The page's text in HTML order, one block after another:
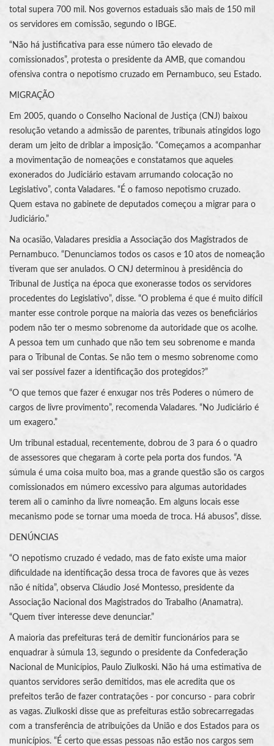
total supera 700 mil. Nos governos estaduais são mais de 150 mil
os servidores em comissão, segundo o IBGE.
“Não há justificativa para esse número tão elevado de
comissionados”, protesta o presidente da AMB, que comandou
ofensiva contra o nepotismo cruzado em Pernambuco, seu Estado.
MIGRAÇÃO
Em 2005, quando o Conselho Nacional de Justiça (CNJ) baixou
resolução vetando a admissão de parentes, tribunais atingidos logo
deram um jeito de driblar a imposição. “Começamos a acompanhar
a movimentação de nomeações e constatamos que aqueles
exonerados do Judiciário estavam arrumando colocação no
Legislativo”, conta Valadares. “É o famoso nepotismo cruzado.
Quem estava no gabinete de deputados começou a migrar para o
Judiciário.”
Na ocasião, Valadares presidia a Associação dos Magistrados de
Pernambuco. “Denunciamos todos os casos e 10 atos de nomeação
tiveram que ser anulados. O CNJ determinou à presidência do
Tribunal de Justiça na época que exonerasse todos os servidores
procedentes do Legislativo”, disse. “O problema é que é muito difícil
manter esse controle porque na maioria das vezes os beneficiários
podem não ter o mesmo sobrenome da autoridade que os acolhe.
A pessoa tem um cunhado que não tem seu sobrenome e manda
para o Tribunal de Contas. Se não tem o mesmo sobrenome como
vai ser possível fazer a identificação dos protegidos?”
“O que temos que fazer é enxugar nos três Poderes o número de
cargos de livre provimento”, recomenda Valadares. “No Judiciário é
um exagero.”
Um tribunal estadual, recentemente, dobrou de 3 para 6 o quadro
de assessores que chegaram à corte pela porta dos fundos. “A
súmula é uma coisa muito boa, mas a grande questão são os cargos
comissionados em número excessivo para algumas autoridades
terem ali o caminho da livre nomeação. Em alguns locais esse
mecanismo pode se tornar uma moeda de troca. Há abusos”, disse.
DENÚNCIAS
“O nepotismo cruzado é vedado, mas de fato existe uma maior
dificuldade na identificação dessa troca de favores que às vezes
não é nítida”, observa Cláudio José Montesso, presidente da
Associação Nacional dos Magistrados do Trabalho (Anamatra).
“Quem tiver interesse deve denunciar.”
A maioria das prefeituras terá de demitir funcionários para se
enquadrar à súmula 13, segundo o presidente da Confederação
Nacional de Municípios, Paulo Ziulkoski. Não há uma estimativa de
quantos servidores serão demitidos, mas ele acredita que os
prefeitos terão de fazer contratações - por concurso - para cobrir
as vagas. Ziulkoski disse que as prefeituras estão sobrecarregadas
com a transferência de atribuições da União e dos Estados para os
municípios. “É certo que essas pessoas não estão nos cargos sem